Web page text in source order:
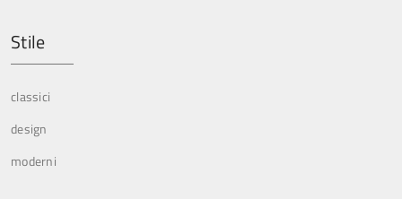
Stile
classici
design
moderni